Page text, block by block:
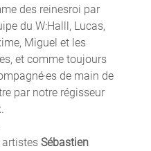
des reinesroi par
du W:Halll, Lucas,
Miguel et les
et comme toujours
de main de
par notre régisseur
artistes Sébastien